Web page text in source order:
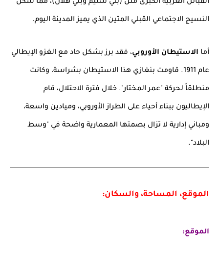
القبائل العربية الكبرى مثل (بني سليم وبني هلال)، مما شكل
النسيج الاجتماعي القبلي المتين الذي يميز المدينة اليوم.
أما الاستيطان الأوروبي، فقد برز بشكل حاد مع الغزو الإيطالي
عام 1911. قاومت بنغازي هذا الاستيطان بشراسة، وكانت
منطلقاً لحركة "عمر المختار". خلال فترة الاحتلال، قام
الإيطاليون ببناء أحياء على الطراز الأوروبي، وميادين واسعة،
ومباني إدارية لا تزال بصمتها المعمارية واضحة في "وسط
البلاد".
الموقع، المساحة، والسكان:
الموقع: